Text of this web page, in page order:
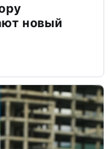
новый